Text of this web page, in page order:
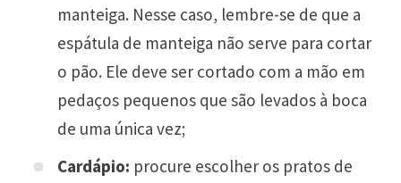
manteiga. Nesse caso, lembre-se de que a
espátula de manteiga não serve para cortar
o pão. Ele deve ser cortado com a mão em
pedaços pequenos que são levados à boca
de uma única vez;
Cardápio: procure escolher os pratos de